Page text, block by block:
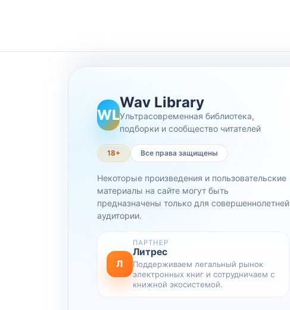
WL
Wav Library
Ультрасовременная библиотека,
подборки и сообщество читателей
18+ Все права защищены
Некоторые произведения и пользовательские
материалы на сайте могут быть
предназначены только для совершеннолетней
аудитории.
Л
ПАРТНЕР
Литрес
Поддерживаем легальный рынок
электронных книг и сотрудничаем с
книжной экосистемой.